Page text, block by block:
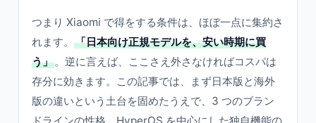
つまり Xiaomi で得をする条件は、ほぼ一点に集約さ
れます。
「日本向け正規モデルを、安い時期に買
う」。逆に言えば、ここさえ外さなければコスパは
存分に効きます。この記事では、まず日本版と海外
版の違いという土台を固めたうえで、3 つのブラン